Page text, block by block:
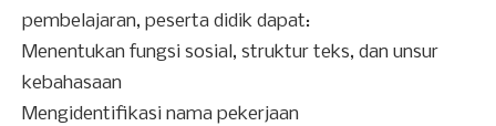
pembelajaran, peserta didik dapat:
Menentukan fungsi sosial, struktur teks, dan unsur
kebahasaan
Mengidentifikasi nama pekerjaan